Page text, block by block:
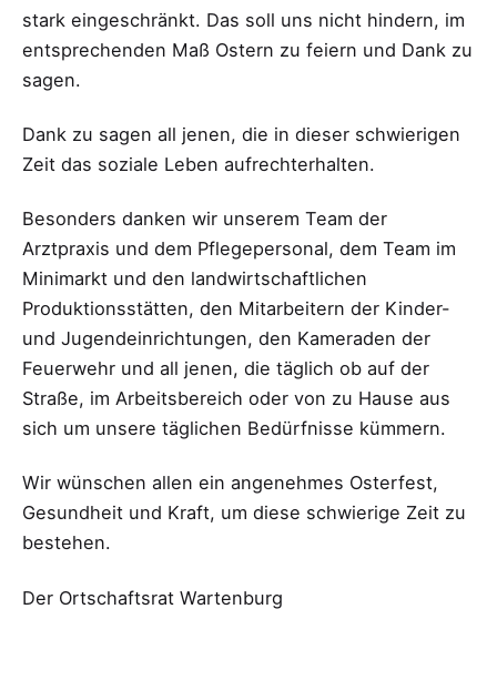
stark eingeschränkt. Das soll uns nicht hindern, im
entsprechenden Maß Ostern zu feiern und Dank zu
sagen.
Dank zu sagen all jenen, die in dieser schwierigen
Zeit das soziale Leben aufrechterhalten.
Besonders danken wir unserem Team der
Arztpraxis und dem Pflegepersonal, dem Team im
Minimarkt und den landwirtschaftlichen
Produktionsstätten, den Mitarbeitern der Kinder-
und Jugendeinrichtungen, den Kameraden der
Feuerwehr und all jenen, die täglich ob auf der
Straße, im Arbeitsbereich oder von zu Hause aus
sich um unsere täglichen Bedürfnisse kümmern.
Wir wünschen allen ein angenehmes Osterfest,
Gesundheit und Kraft, um diese schwierige Zeit zu
bestehen.
Der Ortschaftsrat Wartenburg